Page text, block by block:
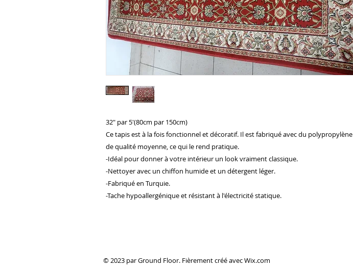
32" par 5'(80cm par 150cm)
Ce tapis est à la fois fonctionnel et décoratif. Il est fabriqué avec du polypropylène
de qualité moyenne, ce qui le rend pratique.
-Idéal pour donner à votre intérieur un look vraiment classique.
-Nettoyer avec un chiffon humide et un détergent léger.
-Fabriqué en Turquie.
-Tache hypoallergénique et résistant à l'électricité statique.
© 2023 par Ground Floor. Fièrement créé avecWix.com